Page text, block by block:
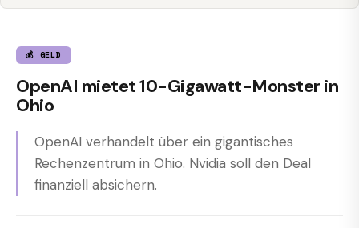
💰 GELD
OpenAI mietet 10-Gigawatt-Monster in
Ohio
OpenAI verhandelt über ein gigantisches
Rechenzentrum in Ohio. Nvidia soll den Deal
finanziell absichern.